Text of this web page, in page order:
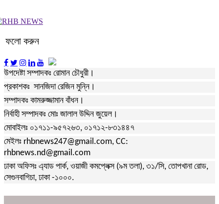
ফলো করুন
উপদেষ্টা সম্পাদকঃ রোমান চৌধুরী।
প্রকাশকঃ সানজিদা রেজিন মুন্নি।
সম্পাদকঃ কামরুজ্জামান বাঁধন।
নির্বাহী সম্পাদকঃ মোঃ জালাল উদ্দিন জুয়েল।
মোবাইলঃ ০১৭১১-৯৫৭২৬৩, ০১৭১২-৮৩১৪৪৭
মেইলঃ rhbnews247@gmail.com, CC:
rhbnews.nd@gmail.com
ঢাকা অফিসঃ এ্যাড পার্ক, ওয়াজী কমপ্লেক্স (৯ম তলা), ৩১/সি, তোপখানা রোড,
সেগুনবাগিচা, ঢাকা -১০০০.